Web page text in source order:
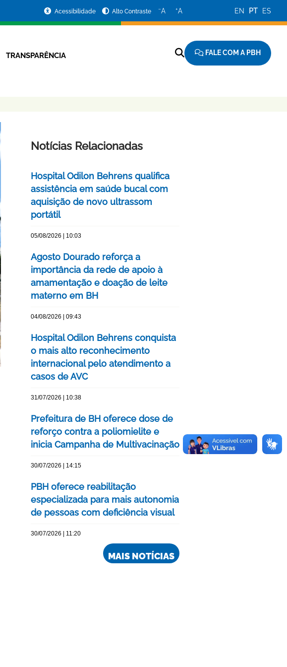
Acessibilidade Alto Contraste −A +A EN PT ES
TRANSPARÊNCIA FALE COM A PBH
Notícias Relacionadas
Hospital Odilon Behrens qualifica
assistência em saúde bucal com
aquisição de novo ultrassom
portátil
05/08/2026 | 10:03
Agosto Dourado reforça a
importância da rede de apoio à
amamentação e doação de leite
materno em BH
04/08/2026 | 09:43
Hospital Odilon Behrens conquista
o mais alto reconhecimento
internacional pelo atendimento a
casos de AVC
31/07/2026 | 10:38
Prefeitura de BH oferece dose de
reforço contra a poliomielite e
inicia Campanha de Multivacinação
30/07/2026 | 14:15
PBH oferece reabilitação
especializada para mais autonomia
de pessoas com deficiência visual
30/07/2026 | 11:20
MAIS NOTÍCIAS